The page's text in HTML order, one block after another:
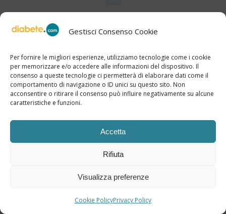
Gestisci Consenso Cookie
Per fornire le migliori esperienze, utilizziamo tecnologie come i cookie
per memorizzare e/o accedere alle informazioni del dispositivo. Il
consenso a queste tecnologie ci permetterà di elaborare dati come il
comportamento di navigazione o ID unici su questo sito. Non
acconsentire o ritirare il consenso può influire negativamente su alcune
caratteristiche e funzioni.
Accetta
Rifiuta
Visualizza preferenze
Cookie PolicyPrivacy Policy
Newsletter 2 Dicembre 2022
neuropatia e piede diabetico »
Newsletter 25 novembre 2022
novità farmacologiche e tecnologiche »